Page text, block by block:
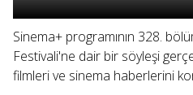
Sinema+ programının 328.
Festivali'ne dair bir söyleşi
filmleri ve sinema haberlerini